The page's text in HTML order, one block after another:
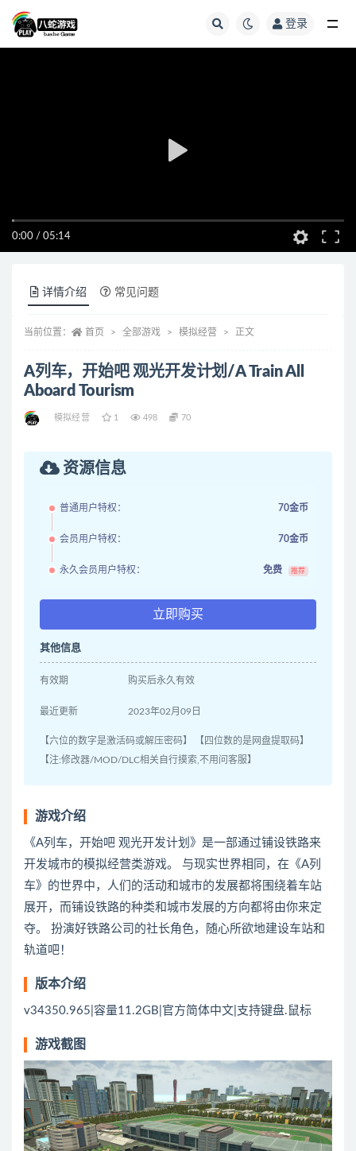
登录
0:00 / 05:14
详情介绍 常见问题
当前位置： 首页 全部游戏 模拟经营 正文
A列车，开始吧 观光开发计划/A Train All
Aboard Tourism
模拟经营 1 498 70
资源信息
普通用户特权： 70金币
会员用户特权： 70金币
永久会员用户特权： 免费 推荐
立即购买
其他信息
有效期 购买后永久有效
最近更新 2023年02月09日
【六位的数字是激活码或解压密码】 【四位数的是网盘提取码】
【注:修改器/MOD/DLC相关自行摸索,不用问客服】
游戏介绍
《A列车，开始吧 观光开发计划》是一部通过铺设铁路来
开发城市的模拟经营类游戏。 与现实世界相同，在《A列
车》的世界中，人们的活动和城市的发展都将围绕着车站
展开，而铺设铁路的种类和城市发展的方向都将由你来定
夺。 扮演好铁路公司的社长角色，随心所欲地建设车站和
轨道吧！
版本介绍
v34350.965|容量11.2GB|官方简体中文|支持键盘.鼠标
游戏截图